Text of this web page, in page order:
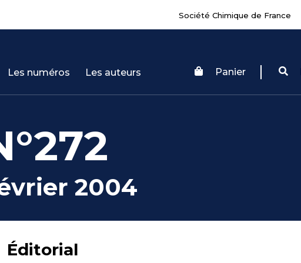
Société Chimique de France
Les numéros Les auteurs Panier
2004
Éditorial